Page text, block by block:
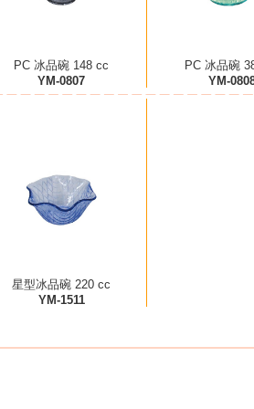
PC 冰品碗 148 cc
YM-0807
PC 冰品碗
YM-
星型冰品碗 220 cc
YM-1511